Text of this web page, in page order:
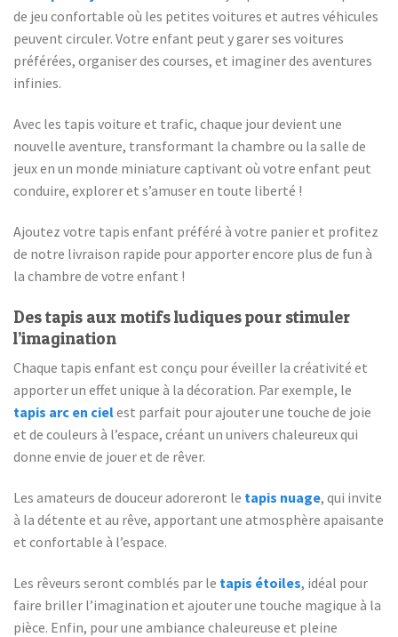
de jeu confortable où les petites voitures et autres véhicules
peuvent circuler. Votre enfant peut y garer ses voitures
préférées, organiser des courses, et imaginer des aventures
infinies.
Avec les tapis voiture et trafic, chaque jour devient une
nouvelle aventure, transformant la chambre ou la salle de
jeux en un monde miniature captivant où votre enfant peut
conduire, explorer et s’amuser en toute liberté !
Ajoutez votre tapis enfant préféré à votre panier et profitez
de notre livraison rapide pour apporter encore plus de fun à
la chambre de votre enfant !
Des tapis aux motifs ludiques pour stimuler
l’imagination
Chaque tapis enfant est conçu pour éveiller la créativité et
apporter un effet unique à la décoration. Par exemple, le
tapis arc en cielest parfait pour ajouter une touche de joie
et de couleurs à l’espace, créant un univers chaleureux qui
donne envie de jouer et de rêver.
Les amateurs de douceur adoreront le tapis nuage, qui invite
à la détente et au rêve, apportant une atmosphère apaisante
et confortable à l’espace.
Les rêveurs seront comblés par le tapis étoiles, idéal pour
faire briller l’imagination et ajouter une touche magique à la
pièce. Enfin, pour une ambiance chaleureuse et pleine